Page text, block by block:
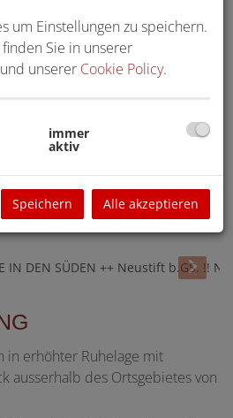
in erhöhter Ruhelage mit
ausserhalb des Ortsgebietes von
um Einstellungen zu speichern.
Sie in unserer
und unserer Cookie Policy.
immer
aktiv
Speichern Alle akzeptieren